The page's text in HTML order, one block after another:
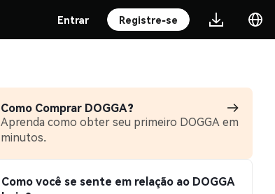
Entrar Registre-se
Como Comprar DOGGA?
Aprenda como obter seu primeiro DOGGA em
minutos.
Como você se sente em relação ao DOGGA